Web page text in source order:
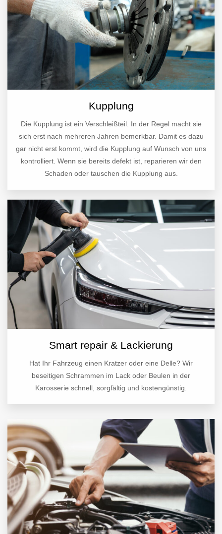
Kupplung
Die Kupplung ist ein Verschleißteil. In der Regel macht sie
sich erst nach mehreren Jahren bemerkbar. Damit es dazu
gar nicht erst kommt, wird die Kupplung auf Wunsch von uns
kontrolliert. Wenn sie bereits defekt ist, reparieren wir den
Schaden oder tauschen die Kupplung aus.
Smart repair & Lackierung
Hat Ihr Fahrzeug einen Kratzer oder eine Delle? Wir
beseitigen Schrammen im Lack oder Beulen in der
Karosserie schnell, sorgfältig und kostengünstig.